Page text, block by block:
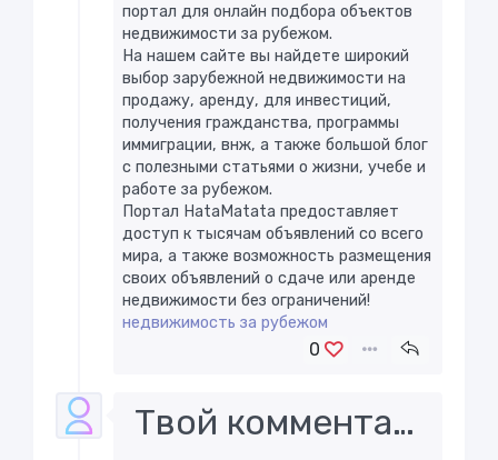
портал для онлайн подбора объектов
недвижимости за рубежом.
На нашем сайте вы найдете широкий
выбор зарубежной недвижимости на
продажу, аренду, для инвестиций,
получения гражданства, программы
иммиграции, внж, а также большой блог
с полезными статьями о жизни, учебе и
работе за рубежом.
Портал HataMatata предоставляет
доступ к тысячам объявлений со всего
мира, а также возможность размещения
своих объявлений о сдаче или аренде
недвижимости без ограничений! ​
недвижимость за рубежом
0
Твой комментарий..